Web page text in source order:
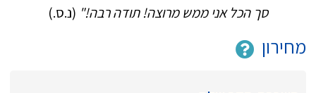
סך הכל אני ממש מרוצה! תודה רבה!" (נ.ס.)
מחירון